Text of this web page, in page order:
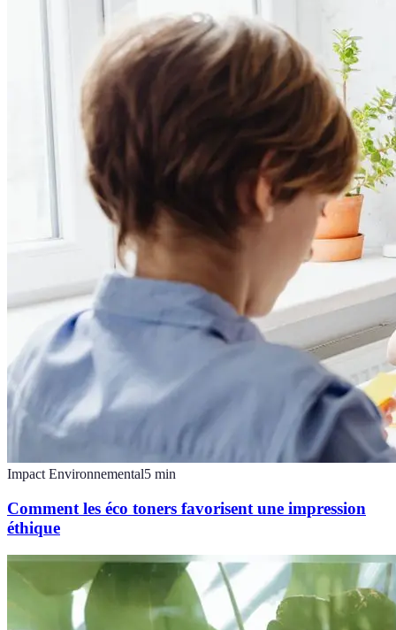
Impact Environnemental5 min
Comment les éco toners favorisent une impression
éthique